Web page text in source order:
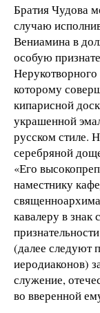
Братия Чудова
случаю
Вениамина в
особую
которому
кипарисной
украшенной
русском стиле.
серебряной
«Его
наместнику
кавалеру в знак
(далее следуют
иеродиаконов)
служение,
во вверенной